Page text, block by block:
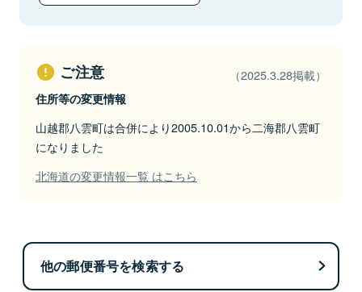
ご注意 （2025.3.28掲載）
住所等の変更情報
山越郡八雲町は合併により2005.10.01から二海郡八雲町
になりました
北海道の変更情報一覧 はこちら
他の郵便番号を検索する